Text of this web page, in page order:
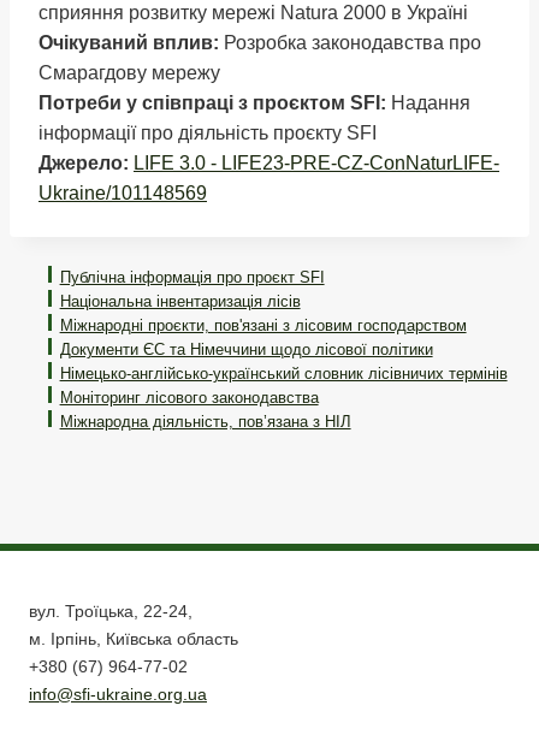
сприяння розвитку мережі Natura 2000 в Україні
Очікуваний вплив: Розробка законодавства про
Смарагдову мережу
Потреби у співпраці з проєктом SFI: Надання
інформації про діяльність проєкту SFI
Джерело: LIFE 3.0 - LIFE23-PRE-CZ-ConNaturLIFE-
Ukraine/101148569
Публічна інформація про проєкт SFI
Національна інвентаризація лісів
Міжнародні проєкти, пов'язані з лісовим господарством
Документи ЄС та Німеччини щодо лісової політики
Німецько-англійсько-український словник лісівничих термінів
Моніторинг лісового законодавства
Міжнародна діяльність, пов’язана з НІЛ
вул. Троїцька, 22-24,
м. Ірпінь, Київська область
+380 (67) 964-77-02
info@sfi-ukraine.org.ua